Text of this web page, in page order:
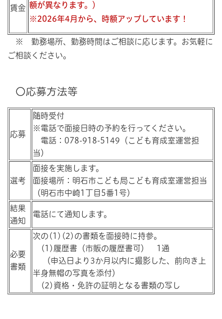
賃金 額が異なります。）
※2026年4月から、時額アップしています！
※ 勤務場所、勤務時間はご相談に応じます。お気軽に
ご相談ください。
〇応募方法等
応募
随時受付
※電話で面接日時の予約を行ってください。
電話：078-918-5149（こども育成室運営担
当）
選考
面接を実施します。
面接場所：明石市こども局こども育成室運営担当
（明石市中崎1丁目5番1号）
結果
通知
電話にて通知します。
必要
書類
次の(1)(2)の書類を面接時に持参。
(1)履歴書（市販の履歴書可） 1通
（申込日より3か月以内に撮影した、前向き上
半身無帽の写真を添付）
(2)資格・免許の証明となる書類の写し